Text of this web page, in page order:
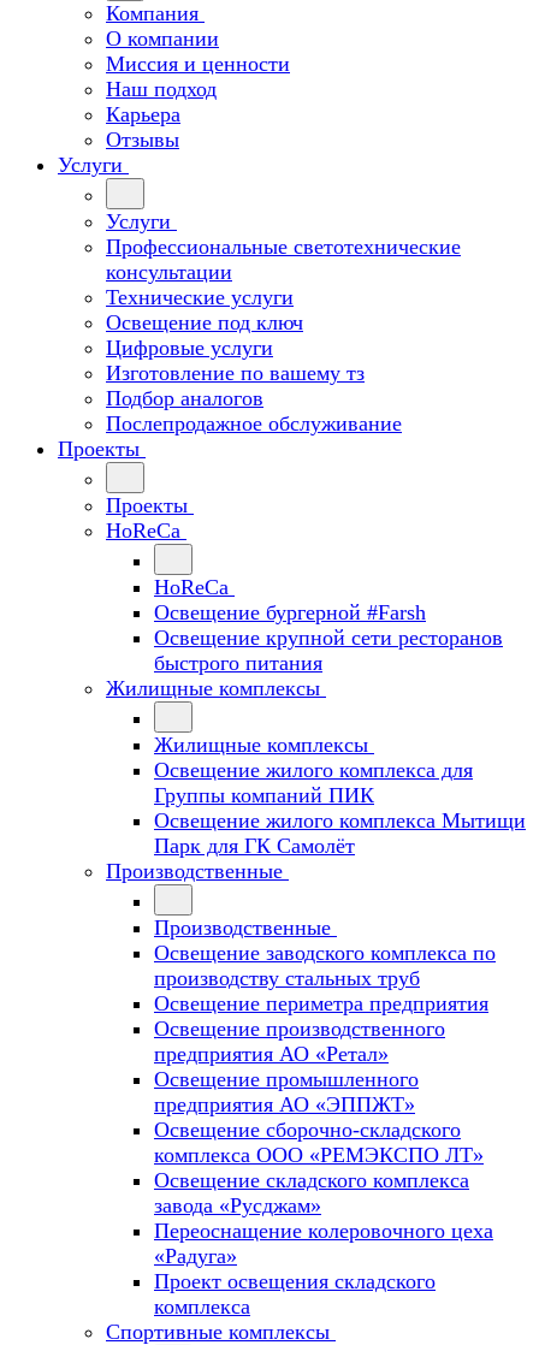
Компания
О компании
Миссия и ценности
Наш подход
Карьера
Отзывы
Услуги
Услуги
Профессиональные светотехнические
консультации
Технические услуги
Освещение под ключ
Цифровые услуги
Изготовление по вашему тз
Подбор аналогов
Послепродажное обслуживание
Проекты
Проекты
HoReCa
HoReCa
Освещение бургерной #Farsh
Освещение крупной сети ресторанов
быстрого питания
Жилищные комплексы
Жилищные комплексы
Освещение жилого комплекса для
Группы компаний ПИК
Освещение жилого комплекса Мытищи
Парк для ГК Самолёт
Производственные
Производственные
Освещение заводского комплекса по
производству стальных труб
Освещение периметра предприятия
Освещение производственного
предприятия АО «Ретал»
Освещение промышленного
предприятия АО «ЭППЖТ»
Освещение сборочно-складского
комплекса ООО «РЕМЭКСПО ЛТ»
Освещение складского комплекса
завода «Русджам»
Переоснащение колеровочного цеха
«Радуга»
Проект освещения складского
комплекса
Спортивные комплексы